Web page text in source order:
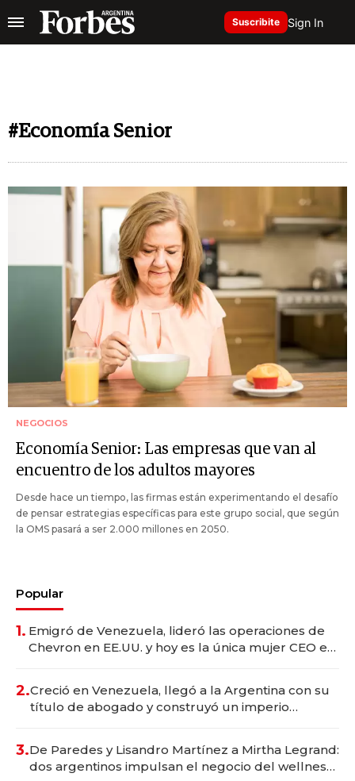
Suscribite Sign In
#Economía Senior
NEGOCIOS
Economía Senior: Las empresas que van al
encuentro de los adultos mayores
Desde hace un tiempo, las firmas están experimentando el desafío
de pensar estrategias específicas para este grupo social, que según
la OMS pasará a ser 2.000 millones en 2050.
Popular
1. Emigró de Venezuela, lideró las operaciones de
Chevron en EE.UU. y hoy es la única mujer CEO en
2.Creció en Venezuela, llegó a la Argentina con su
título de abogado y construyó un imperio
3.De Paredes y Lisandro Martínez a Mirtha Legrand:
dos argentinos impulsan el negocio del wellness